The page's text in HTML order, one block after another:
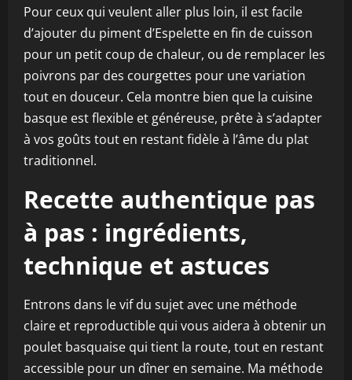
Pour ceux qui veulent aller plus loin, il est facile
d’ajouter du piment d’Espelette en fin de cuisson
pour un petit coup de chaleur, ou de remplacer les
poivrons par des courgettes pour une variation
tout en douceur. Cela montre bien que la cuisine
basque est flexible et généreuse, prête à s’adapter
à vos goûts tout en restant fidèle à l’âme du plat
traditionnel.
Recette authentique pas
à pas : ingrédients,
technique et astuces
Entrons dans le vif du sujet avec une méthode
claire et reproductible qui vous aidera à obtenir un
poulet basquaise qui tient la route, tout en restant
accessible pour un dîner en semaine. Ma méthode